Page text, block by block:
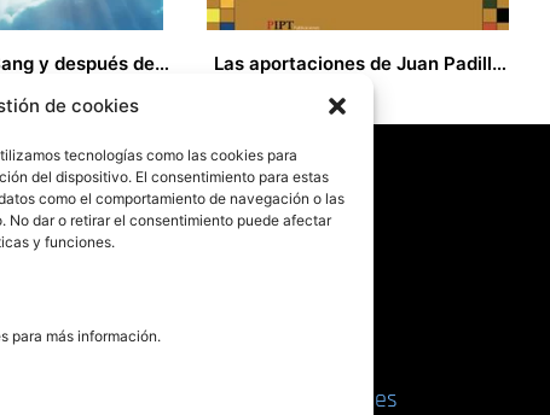
de cookies
tecnologías como las cookies para
del dispositivo. El consentimiento para estas
como el comportamiento de navegación o las
dar o retirar el consentimiento puede afectar
y funciones.
para más información.
Antes del Big Bang y después de la muerte Las aportaciones de Juan Padilla y su escuela STTP/YPT al movimiento transpersonal internacional
La editorial
Servicios editoriales